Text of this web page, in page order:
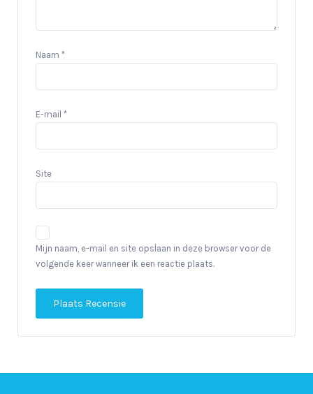
Naam *
E-mail *
Site
Mijn naam, e-mail en site opslaan in deze browser voor de
volgende keer wanneer ik een reactie plaats.